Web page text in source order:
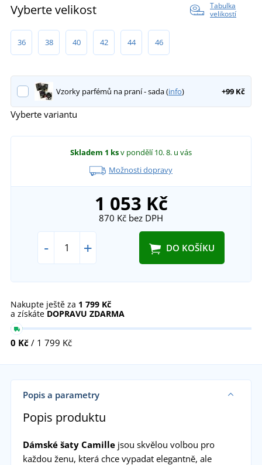
Vyberte velikost
Tabulka
velikostí
36 38 40 42 44 46
Vzorky parfémů na praní - sada (info) +99 Kč
Vyberte variantu
Skladem 1 ksv pondělí 10. 8. u vás
Možnosti dopravy
1 053 Kč
870 Kč bez DPH
- + DO KOŠÍKU
Nakupte ještě za 1 799 Kč
a získáte DOPRAVU ZDARMA
0 Kč / 1 799 Kč
Popis a parametry
Popis produktu
Dámské šaty Camillejsou skvělou volbou pro
každou ženu, která chce vypadat elegantně, ale